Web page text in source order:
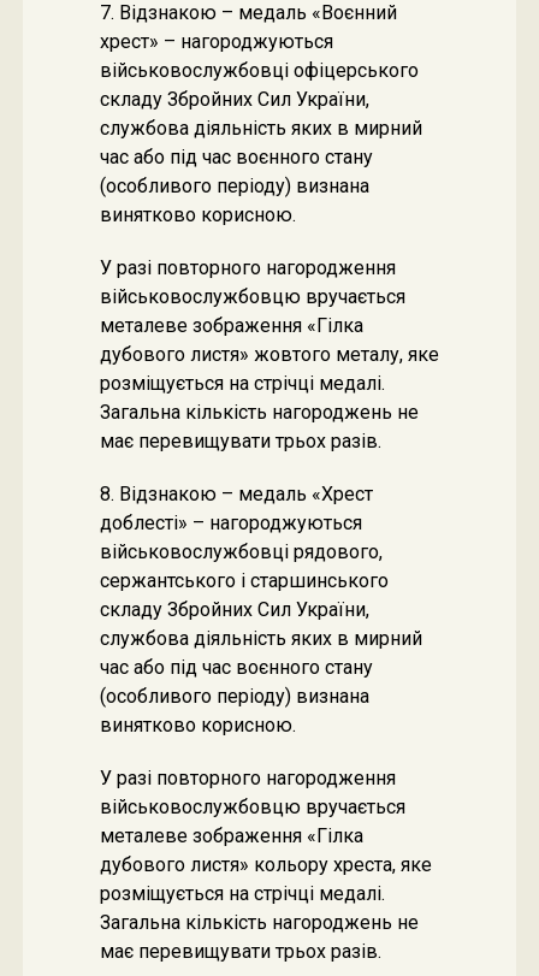
7. Відзнакою – медаль «Воєнний
хрест» – нагороджуються
військовослужбовці офіцерського
складу Збройних Сил України,
службова діяльність яких в мирний
час або під час воєнного стану
(особливого періоду) визнана
винятково корисною.
У разі повторного нагородження
військовослужбовцю вручається
металеве зображення «Гілка
дубового листя» жовтого металу, яке
розміщується на стрічці медалі.
Загальна кількість нагороджень не
має перевищувати трьох разів.
8. Відзнакою – медаль «Хрест
доблесті» – нагороджуються
військовослужбовці рядового,
сержантського і старшинського
складу Збройних Сил України,
службова діяльність яких в мирний
час або під час воєнного стану
(особливого періоду) визнана
винятково корисною.
У разі повторного нагородження
військовослужбовцю вручається
металеве зображення «Гілка
дубового листя» кольору хреста, яке
розміщується на стрічці медалі.
Загальна кількість нагороджень не
має перевищувати трьох разів.